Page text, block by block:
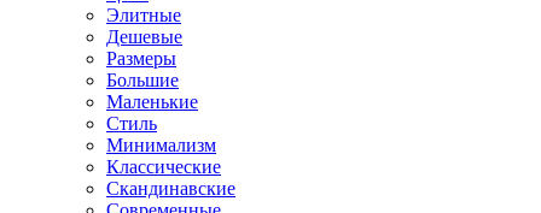
Элитные
Дешевые
Размеры
Большие
Маленькие
Стиль
Минимализм
Классические
Скандинавские